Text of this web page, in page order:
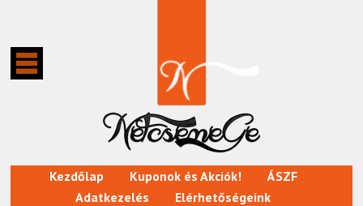
Kezdőlap Kuponok és Akciók!
ÁSZF
Adatkezelés
Elérhetőségeink